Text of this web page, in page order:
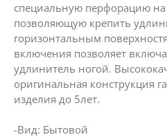
специальную перфорацию на
позволяющую крепить
горизонтальным
включения позволяет
удлинитель ногой.
оригинальная конструкция
изделия до 5лет.
-Вид: Бытовой